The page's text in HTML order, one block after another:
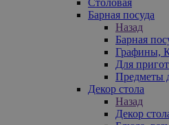
Барная посуда
Назад
Барная
Графины,
Для
Предметы
Декор стола
Назад
Декор